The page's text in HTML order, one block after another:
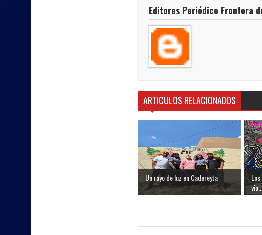
Editores Periódico Frontera
ARTICULOS RELACIONADOS
Un rayo de luz en Cadereyta